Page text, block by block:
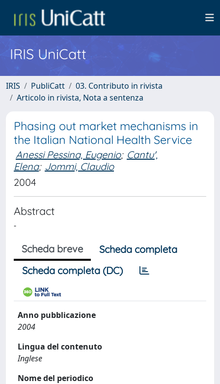
IRIS UniCatt
IRIS PubliCatt
03. Contributo in rivista
Articolo in rivista, Nota a sentenza
Phasing out market mechanisms in
the Italian National Health Service
Anessi Pessina, Eugenio; Cantu',
Elena; Jommi, Claudio
2004
Abstract
-
Scheda breve
Scheda completa
Scheda completa (DC)
Anno pubblicazione
2004
Lingua del contenuto
Inglese
Nome del periodico